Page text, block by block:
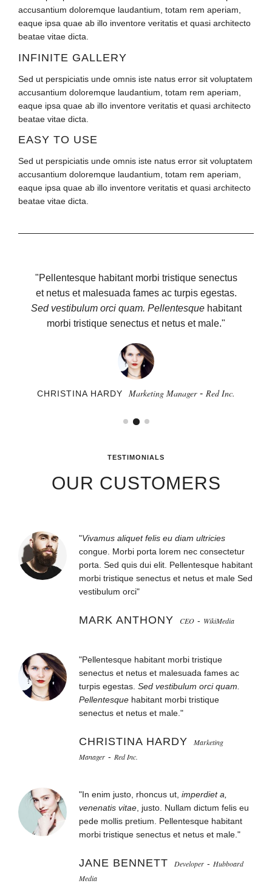
accusantium doloremque laudantium, totam rem aperiam,
eaque ipsa quae ab illo inventore veritatis et quasi architecto
beatae vitae dicta.
INFINITE GALLERY
Sed ut perspiciatis unde omnis iste natus error sit voluptatem
accusantium doloremque laudantium, totam rem aperiam,
eaque ipsa quae ab illo inventore veritatis et quasi architecto
beatae vitae dicta.
EASY TO USE
Sed ut perspiciatis unde omnis iste natus error sit voluptatem
accusantium doloremque laudantium, totam rem aperiam,
eaque ipsa quae ab illo inventore veritatis et quasi architecto
beatae vitae dicta.
MARK ANTHONY CEO WikiMedia
"Pellentesque habitant morbi tristique senectus
et netus et malesuada fames ac turpis egestas.
Sed vestibulum orci quam. Pellentesquehabitant
morbi tristique senectus et netus et male."
CHRISTINA HARDY Marketing Manager - Red Inc.
JANE BENNETT Developer Hubboard Media
TESTIMONIALS
OUR CUSTOMERS
"Vivamus aliquet felis eu diam ultricies
congue. Morbi porta lorem nec consectetur
porta. Sed quis dui elit. Pellentesque habitant
morbi tristique senectus et netus et male Sed
vestibulum orci"
MARK ANTHONY CEO - WikiMedia
"Pellentesque habitant morbi tristique
senectus et netus et malesuada fames ac
turpis egestas. Sed vestibulum orci quam.
Pellentesque habitant morbi tristique
senectus et netus et male."
CHRISTINA HARDY
Marketing
Manager - Red Inc.
"In enim justo, rhoncus ut, imperdiet a,
venenatis vitae, justo. Nullam dictum felis eu
pede mollis pretium. Pellentesque habitant
morbi tristique senectus et netus et male."
JANE BENNETT Developer - Hubboard
Media